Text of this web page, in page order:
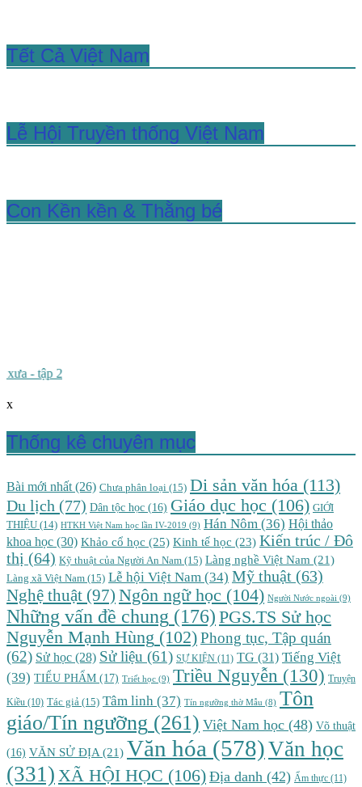
Tết Cả Việt Nam
Lễ Hội Truyền thống Việt Nam
Con Kền kền & Thằng bé
x
Thống kê chuyên mục
Bài mới nhất (26) Chưa phân loại (15) Di sản văn hóa (113)
Du lịch (77) Dân tộc học (16) Giáo dục học (106) GIỚI
THIỆU (14) HTKH Việt Nam học lần IV-2019 (9) Hán Nôm (36) Hội thảo
khoa học (30) Khảo cổ học (25) Kinh tế học (23) Kiến trúc / Đô
thị (64) Kỹ thuật của Người An Nam (15) Làng nghề Việt Nam (21)
Làng xã Việt Nam (15) Lễ hội Việt Nam (34) Mỹ thuật (63)
Nghệ thuật (97) Ngôn ngữ học (104) Người Nước ngoài (9)
Những vấn đề chung (176) PGS.TS Sử học
Nguyễn Mạnh Hùng (102)Phong tục, Tập quán
(62) Sử học (28) Sử liệu (61) SỰ KIỆN (11) TG (31) Tiếng Việt
(39) TIỂU PHẨM (17) Triết học (9) Triều Nguyễn (130) Truyện
Kiều (10) Tác giả (15) Tâm linh (37) Tín ngưỡng thờ Mẫu (8) Tôn
giáo/Tín ngưỡng (261) Việt Nam học (48) Võ thuật
(16) VĂN SỬ ĐỊA (21) Văn hóa (578)Văn học
(331) XÃ HỘI HỌC (106) Địa danh (42) Ẩm thực (11)